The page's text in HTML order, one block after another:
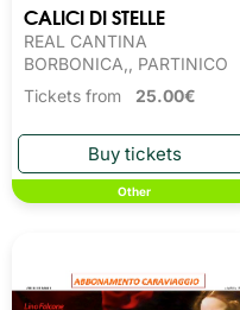
CALICI DI STELLE
REAL CANTINA
BORBONICA,, PARTINICO
Tickets from 25.00€
Other